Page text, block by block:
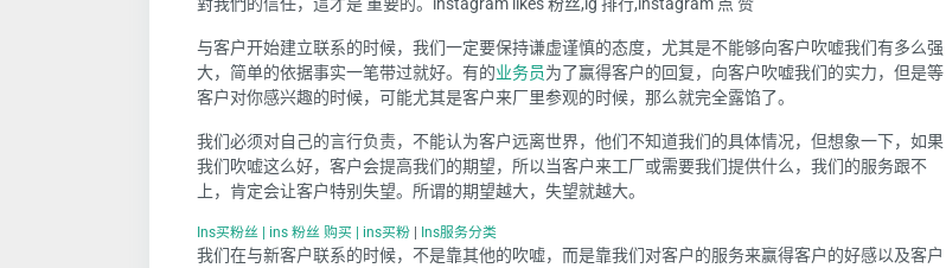
与客户开始建立联系的时候，我们一定要保持谦虚谨慎的态度，尤其是不能够向客户吹嘘我们有多么强
大，简单的依据事实一笔带过就好。有的业务员为了赢得客户的回复，向客户吹嘘我们的实力，但是等
客户对你感兴趣的时候，可能尤其是客户来厂里参观的时候，那么就完全露馅了。
我们必须对自己的言行负责，不能认为客户远离世界，他们不知道我们的具体情况，但想象一下，如果
我们吹嘘这么好，客户会提高我们的期望，所以当客户来工厂或需要我们提供什么，我们的服务跟不
上，肯定会让客户特别失望。所谓的期望越大，失望就越大。
Ins买粉丝 | ins 粉丝 购买 | ins买粉 | Ins服务分类
我们在与新客户联系的时候，不是靠其他的吹嘘，而是靠我们对客户的服务来赢得客户的好感以及客户